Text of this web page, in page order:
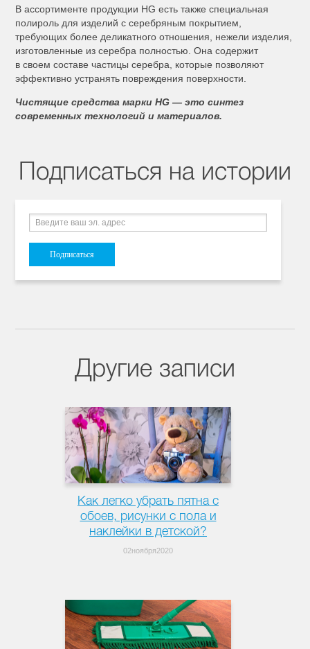
В ассортименте продукции HG есть также специальная
полироль для изделий с серебряным покрытием,
требующих более деликатного отношения, нежели изделия,
изготовленные из серебра полностью. Она содержит
в своем составе частицы серебра, которые позволяют
эффективно устранять повреждения поверхности.
Чистящие средства марки HG — это синтез
современных технологий и материалов.
Подписаться на истории
Другие записи
Как легко убрать пятна с
обоев, рисунки с пола и
наклейки в детской?
02ноября2020